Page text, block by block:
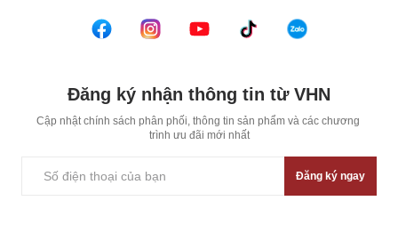
Đăng ký nhận thông tin từ VHN
Cập nhật chính sách phân phối, thông tin sản phẩm và các chương
trình ưu đãi mới nhất
Đăng ký ngay